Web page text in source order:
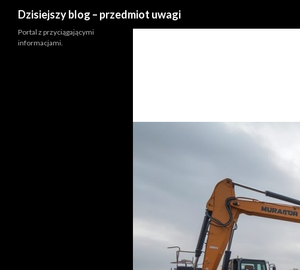
Dzisiejszy blog – przedmiot uwagi
Portal z przyciągającymi
informacjami.